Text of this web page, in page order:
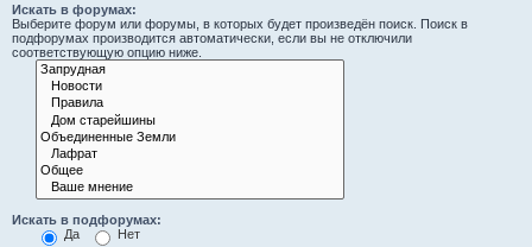
Искать в форумах:
Выберите форум или форумы, в которых будет произведён поиск. Поиск в
подфорумах производится автоматически, если вы не отключили
соответствующую опцию ниже.
Искать в подфорумах:
Да
Нет